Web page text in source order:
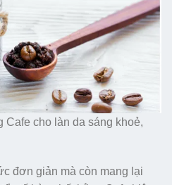
Cafe cho làn da sáng khoẻ,
đơn giản mà còn mang lại